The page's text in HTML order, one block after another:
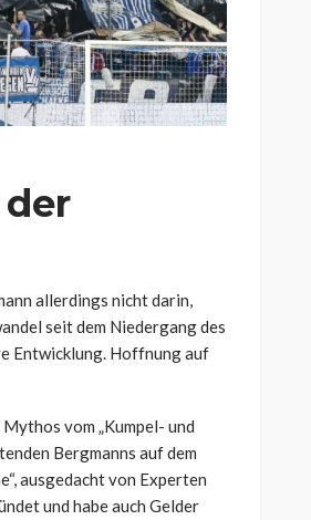
allerdings nicht darin,
seit dem Niedergang des
Entwicklung. Hoffnung auf
vom „Kumpel- und
Bergmanns auf dem
ausgedacht von Experten
und habe auch Gelder